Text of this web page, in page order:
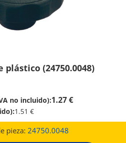
(24750.0048)
no incluido):1.27 €
1.51 €
pieza: 24750.0048